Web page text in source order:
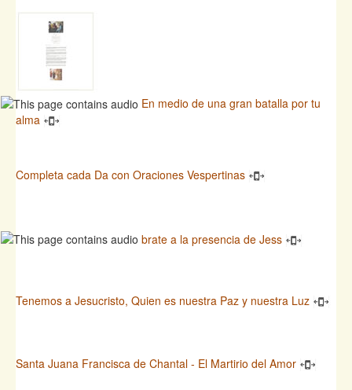
En medio de una gran batalla por tu
alma
Completa cada Da con Oraciones Vespertinas
brate a la presencia de Jess
Tenemos a Jesucristo, Quien es nuestra Paz y nuestra Luz
Santa Juana Francisca de Chantal - El Martirio del Amor